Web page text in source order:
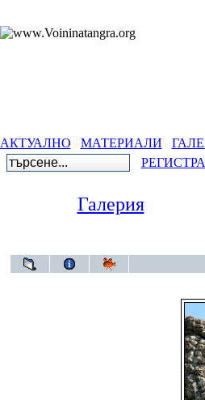
АКТУАЛНО МАТЕРИАЛИ
Галерия